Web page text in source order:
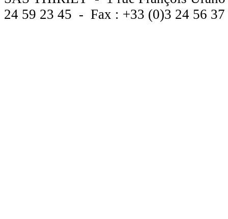
24 59 23 45 - Fax : +33 (0)3 24 56